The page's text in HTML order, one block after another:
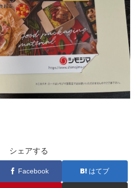
シェアする
Facebook はてブ